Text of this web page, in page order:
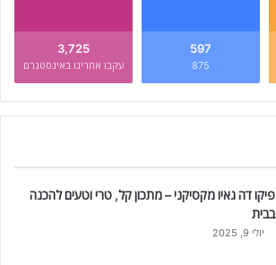
597
875
3,725
עקבו אחרינו באינסטגרם
פיקו דה גאיו מקסיקני – מתכון קל, טרי וטעים להכנה
בבית
יולי 9, 2025